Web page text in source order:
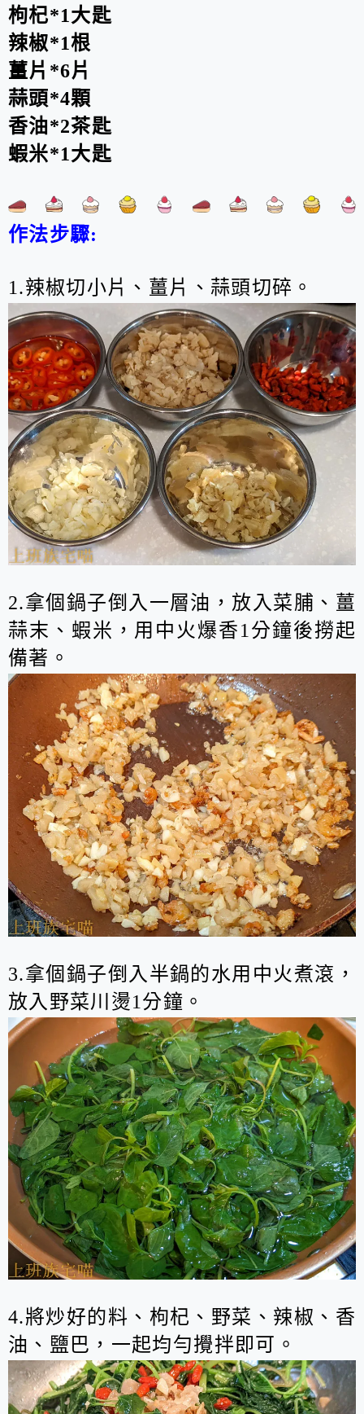
枸杞*1大匙
辣椒*1根
薑片*6片
蒜頭*4顆
香油*2茶匙
蝦米*1大匙
作法步驟:
1.辣椒切小片、薑片、蒜頭切碎。
2.拿個鍋子倒入一層油，放入菜脯、薑
蒜末、蝦米，用中火爆香1分鐘後撈起
備著。
3.拿個鍋子倒入半鍋的水用中火煮滾，
放入野菜川燙1分鐘。
4.將炒好的料、枸杞、野菜、辣椒、香
油、鹽巴，一起均勻攪拌即可。